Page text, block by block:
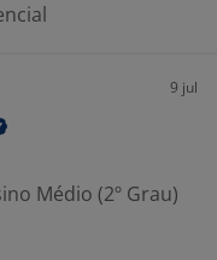
9 jul
Médio (2º Grau)